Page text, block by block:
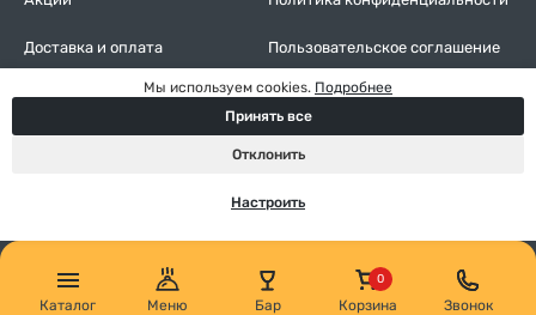
Доставка и оплата
Контакты
Пользовательское соглашение
Оставить отзыв
Каталог Меню Бар Корзина Звонок
Мы используем cookies. Подробнее
Принять все
Отклонить
Настроить